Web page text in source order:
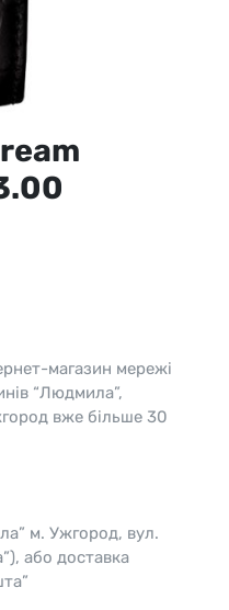
магазин мережі
“Людмила”,
вже більше 30
м. Ужгород, вул.
або доставка